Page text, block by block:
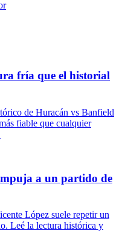
fría que el historial
de Huracán vs Banfield
fiable que cualquier
a un partido de
López suele repetir un
Leé la lectura histórica y